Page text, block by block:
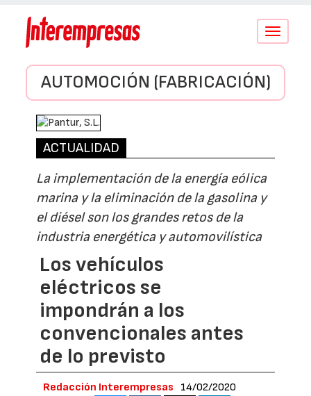
Conmutar
AUTOMOCIÓN (FABRICACIÓN)
ACTUALIDAD
La implementación de la energía eólica
marina y la eliminación de la gasolina y
el diésel son los grandes retos de la
industria energética y automovilística
Los vehículos
eléctricos se
impondrán a los
convencionales antes
de lo previsto
Redacción Interempresas 14/02/2020